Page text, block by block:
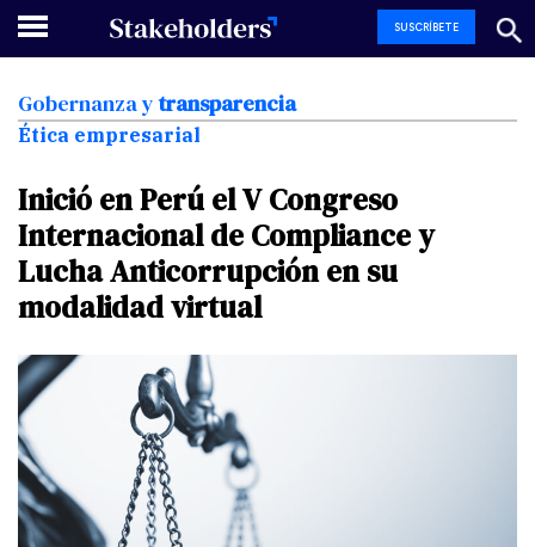
SUSCRÍBETE
Gobernanzay transparencia
Ética empresarial
Inició enPerú elV Congreso
Internacional de Compliancey
LuchaAnticorrupción en su
modalidadvirtual